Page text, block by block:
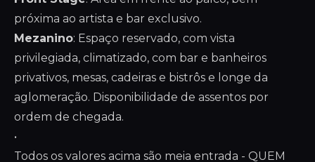
próxima ao artista e bar exclusivo.
Mezanino: Espaço reservado, com vista
privilegiada, climatizado, com bar e banheiros
privativos, mesas, cadeiras e bistrôs e longe da
aglomeração. Disponibilidade de assentos por
ordem de chegada.
•
Todos os valores acima são meia entrada - QUEM